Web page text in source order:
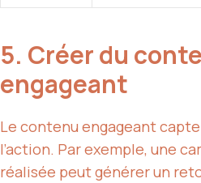
5. Créer du
engageant
Le contenu engageant
l’action. Par exemple, une
réalisée peut générer un